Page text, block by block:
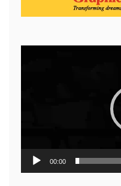
00:00